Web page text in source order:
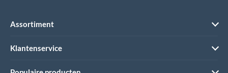
Assortiment
Klantenservice